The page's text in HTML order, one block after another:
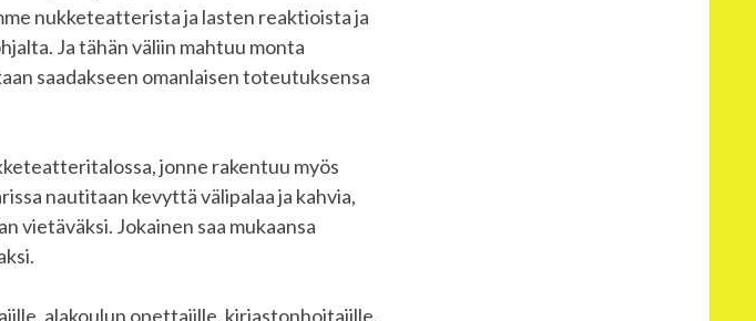
nukketeatterista ja lasten reaktioista ja
Ja tähän väliin mahtuu monta
saadakseen omanlaisen toteutuksensa
jonne rakentuu myös
nautitaan kevyttä välipalaa ja kahvia,
vietäväksi. Jokainen saa mukaansa
alakoulun opettajille, kirjastonhoitajille,